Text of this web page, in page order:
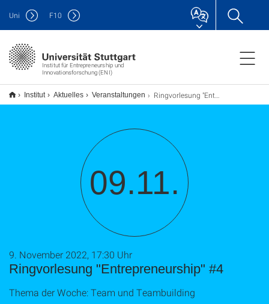
Institut für Entrepreneurship und
Innovationsforschung (ENI)
Uni F10
Institut Aktuelles Veranstaltungen Ringvorlesung "Entrepreneurship" #4
09.11.
Ringvorlesung "Entrepreneurship" #4
9. November 2022, 17:30 Uhr
Thema der Woche: Team und Teambuilding